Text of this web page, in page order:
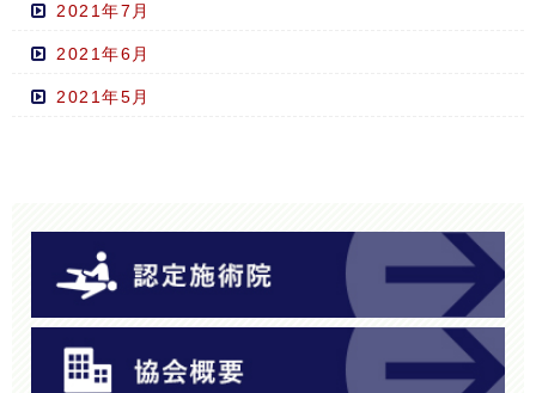
2021年7月
2021年6月
2021年5月